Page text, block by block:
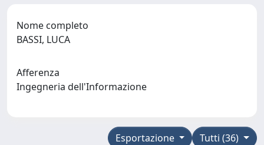
Nome completo
BASSI, LUCA
Afferenza
Ingegneria dell'Informazione
Tutti (36)
Esportazione